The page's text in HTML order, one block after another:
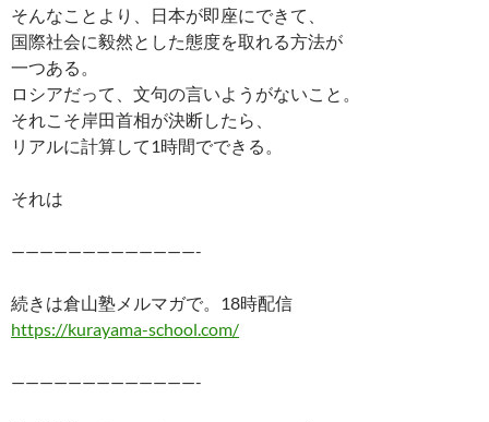
そんなことより、日本が即座にできて、
国際社会に毅然とした態度を取れる方法が
一つある。
ロシアだって、文句の言いようがないこと。
それこそ岸田首相が決断したら、
リアルに計算して1時間でできる。
それは
—————————————-
続きは倉山塾メルマガで。18時配信
https://kurayama-school.com/
—————————————-